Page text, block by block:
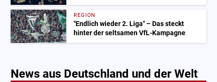
REGION
"Endlich wieder 2. Liga" – Das steckt
hinter der seltsamen VfL-Kampagne
News aus Deutschland und der Welt